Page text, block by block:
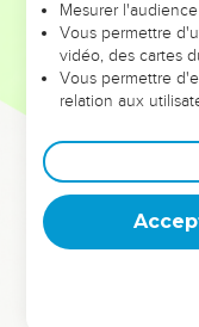
Quant au pays où
retourneront pas.
» Ce Jéconia est-
pièces ? Est-il un
Pourquoi ont-ils été
projetés dans un
Terre, terre, terre,
Voici ce que dit
qu’il sera privé
Mesurer
Vous permettre
vidéo, des cartes
Vous permettre
relation aux